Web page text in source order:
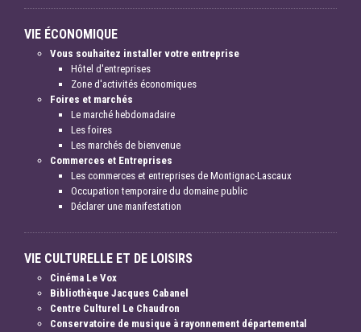
VIE ÉCONOMIQUE
Vous souhaitez installer votre entreprise
Hôtel d'entreprises
Zone d'activités économiques
Foires et marchés
Le marché hebdomadaire
Les foires
Les marchés de bienvenue
Commerces et Entreprises
Les commerces et entreprises de Montignac-Lascaux
Occupation temporaire du domaine public
Déclarer une manifestation
VIE CULTURELLE ET DE LOISIRS
Cinéma Le Vox
Bibliothèque Jacques Cabanel
Centre Culturel Le Chaudron
Conservatoire de musique à rayonnement départemental